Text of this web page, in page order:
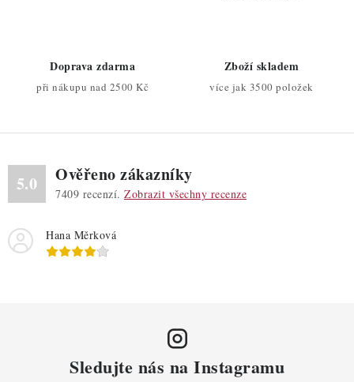
v
ý
i
s
u
Doprava zdarma
při nákupu nad 2500 Kč
Zboží skladem
více jak 3500 položek
5.0 Ověřeno zákazníky
7409 recenzí. Zobrazit všechny recenze
Hana Měrková
Sledujte nás na Instagramu